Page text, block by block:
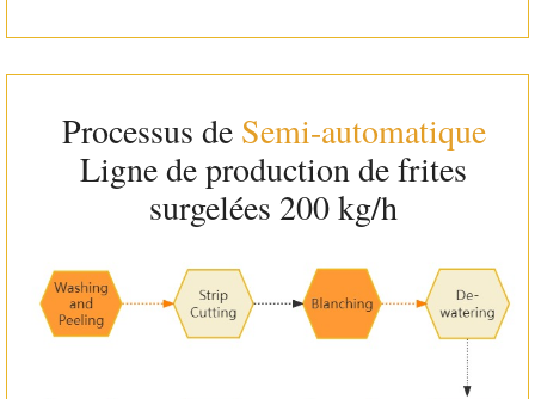
Processus de Semi-automatique
Ligne de production de frites
surgelées 200 kg/h